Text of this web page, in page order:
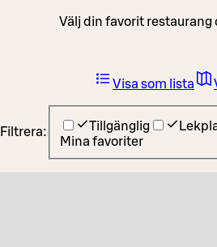
Välj din favorit restaurang
Filtrera: Tillgänglig
Mina favoriter
Visa som lista